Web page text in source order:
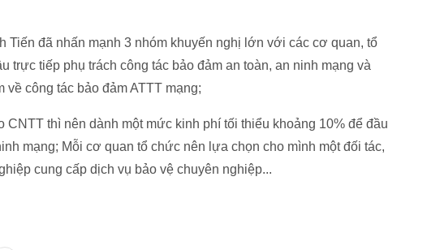
Tiến đã nhấn mạnh 3 nhóm khuyến nghị lớn với các cơ quan, tổ
tiếp phụ trách công tác bảo đảm an toàn, an ninh mạng và
công tác bảo đảm ATTT mạng;
CNTT thì nên dành một mức kinh phí tối thiểu khoảng 10% để đầu
mạng; Mỗi cơ quan tổ chức nên lựa chọn cho mình một đối tác,
cung cấp dịch vụ bảo vệ chuyên nghiệp...